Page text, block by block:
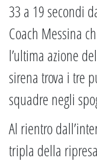
33 a 19 secondi
Coach Messina
l’ultima azione
sirena trova i tre
squadre negli
Al rientro
tripla della